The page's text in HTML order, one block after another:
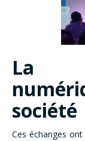
La
société
Ces échanges